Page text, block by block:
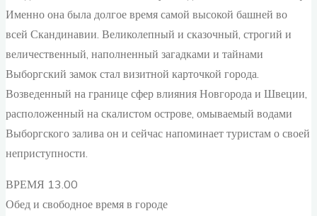
Именно она была долгое время самой высокой башней во
всей Скандинавии. Великолепный и сказочный, строгий и
величественный, наполненный загадками и тайнами
Выборгский замок стал визитной карточкой города.
Возведенный на границе сфер влияния Новгорода и Швеции,
расположенный на скалистом острове, омываемый водами
Выборгского залива он и сейчас напоминает туристам о своей
неприступности.
ВРЕМЯ 13.00
Обед и свободное время в городе